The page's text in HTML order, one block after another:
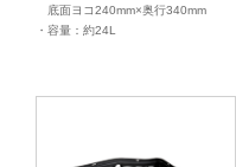
底面ヨコ240mm×奥行340mm
・容量：約24L